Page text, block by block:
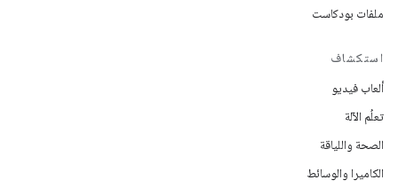
ملفات بودكاست
استكشاف
ألعاب فيديو
تعلُم الآلة
الصحة واللياقة
الكاميرا والوسائط